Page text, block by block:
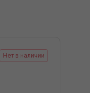
Нет в наличии